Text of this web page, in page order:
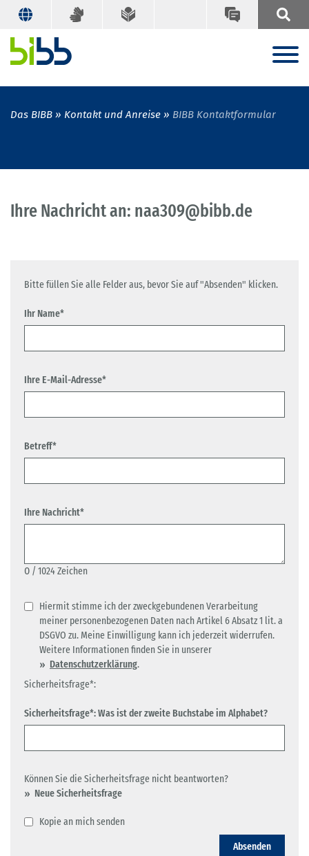
Das BIBB Kontakt und Anreise BIBB Kontaktformular
Ihre Nachricht an: naa309@bibb.de
Bitte füllen Sie alle Felder aus, bevor Sie auf "Absenden" klicken.
Ihr Name*
Ihre E-Mail-Adresse*
Betreff*
Ihre Nachricht*
0 / 1024 Zeichen
Hiermit stimme ich der zweckgebundenen Verarbeitung
meiner personenbezogenen Daten nach Artikel 6 Absatz 1 lit. a
DSGVO zu. Meine Einwilligung kann ich jederzeit widerrufen.
Weitere Informationen finden Sie in unserer
Datenschutzerklärung.
Sicherheitsfrage*:
Sicherheitsfrage*: Was ist der zweite Buchstabe im Alphabet?
Können Sie die Sicherheitsfrage nicht beantworten?
Neue Sicherheitsfrage
Kopie an mich senden
Absenden